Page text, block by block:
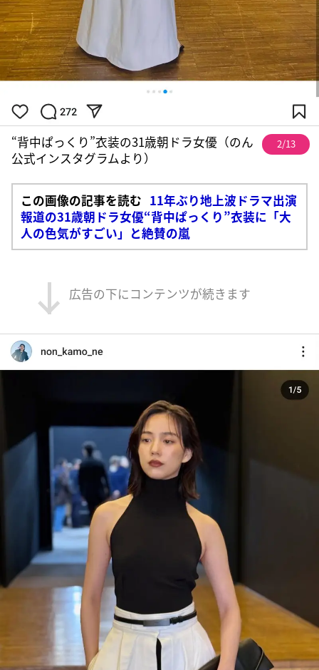
“背中ぱっくり”衣装の31歳朝ドラ女優（のん
公式インスタグラムより）
2/13
この画像の記事を読む 11年ぶり地上波ドラマ出演
報道の31歳朝ドラ女優“背中ぱっくり”衣装に「大
人の色気がすごい」と絶賛の嵐
広告の下にコンテンツが続きます